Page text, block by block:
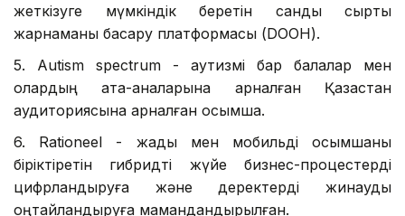
жеткізуге мүмкіндік беретін сандық сыртқы
жарнаманы басқару платформасы (DOOH).
5. Autism spectrum - аутизмі бар балалар мен
олардың ата-аналарына арналған Қазақстан
аудиториясына арналған қосымша.
6. Rationeel - жады мен мобильді қосымшаны
біріктіретін гибридті жүйе бизнес-процестерді
цифрландыруға және деректерді жинауды
оңтайландыруға мамандандырылған.